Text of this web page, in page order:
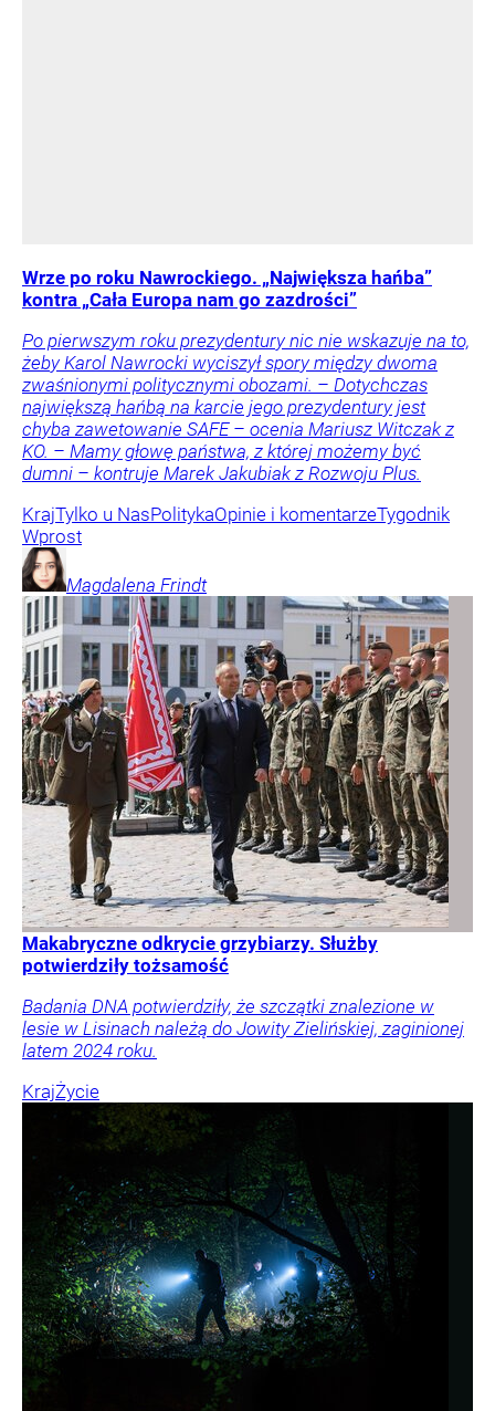
Wrze po roku Nawrockiego. „Największa hańba”
kontra „Cała Europa nam go zazdrości”
Po pierwszym roku prezydentury nic nie wskazuje na to,
żeby Karol Nawrocki wyciszył spory między dwoma
zwaśnionymi politycznymi obozami. – Dotychczas
największą hańbą na karcie jego prezydentury jest
chyba zawetowanie SAFE – ocenia Mariusz Witczak z
KO. – Mamy głowę państwa, z której możemy być
dumni – kontruje Marek Jakubiak z Rozwoju Plus.
KrajTylko u NasPolitykaOpinie i komentarzeTygodnik
Wprost
Magdalena Frindt
Makabryczne odkrycie grzybiarzy. Służby
potwierdziły tożsamość
Badania DNA potwierdziły, że szczątki znalezione w
lesie w Lisinach należą do Jowity Zielińskiej, zaginionej
latem 2024 roku.
KrajŻycie